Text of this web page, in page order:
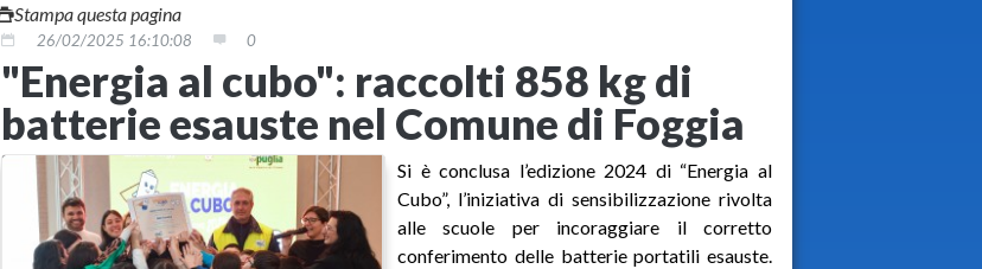
Stampa questa pagina
26/02/2025 16:10:08 0
"Energia al cubo": raccolti 858 kg di
batterie esauste nel Comune di Foggia
Si è conclusa l’edizione 2024 di “Energia al
Cubo”, l’iniziativa di sensibilizzazione rivolta
alle scuole per incoraggiare il corretto
conferimento delle batterie portatili esauste.